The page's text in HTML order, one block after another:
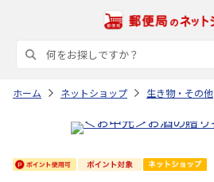
ホーム ネットショップ 生き物・その他